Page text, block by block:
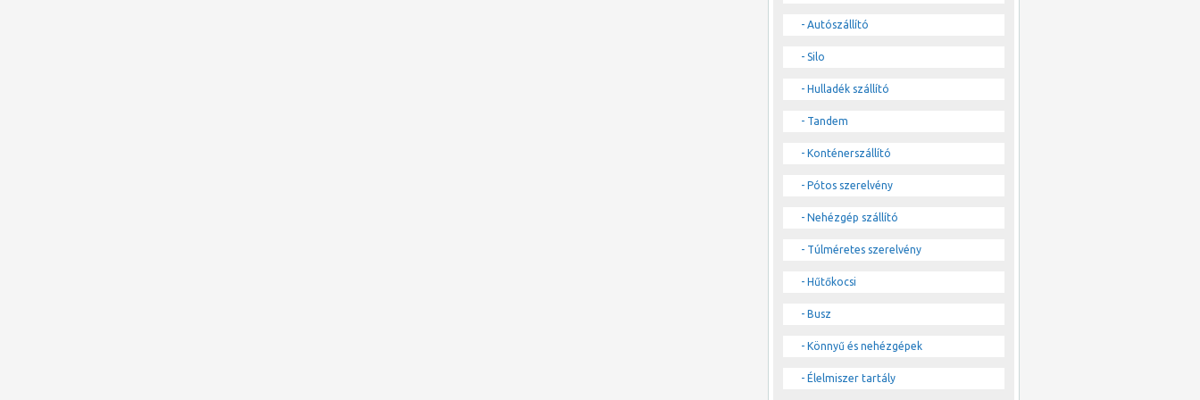
- Autószállító
- Silo
- Hulladék szállító
- Tandem
- Konténerszállító
- Pótos szerelvény
- Nehézgép szállító
- Túlméretes szerelvény
- Hűtőkocsi
- Busz
- Könnyű és nehézgépek
- Élelmiszer tartály